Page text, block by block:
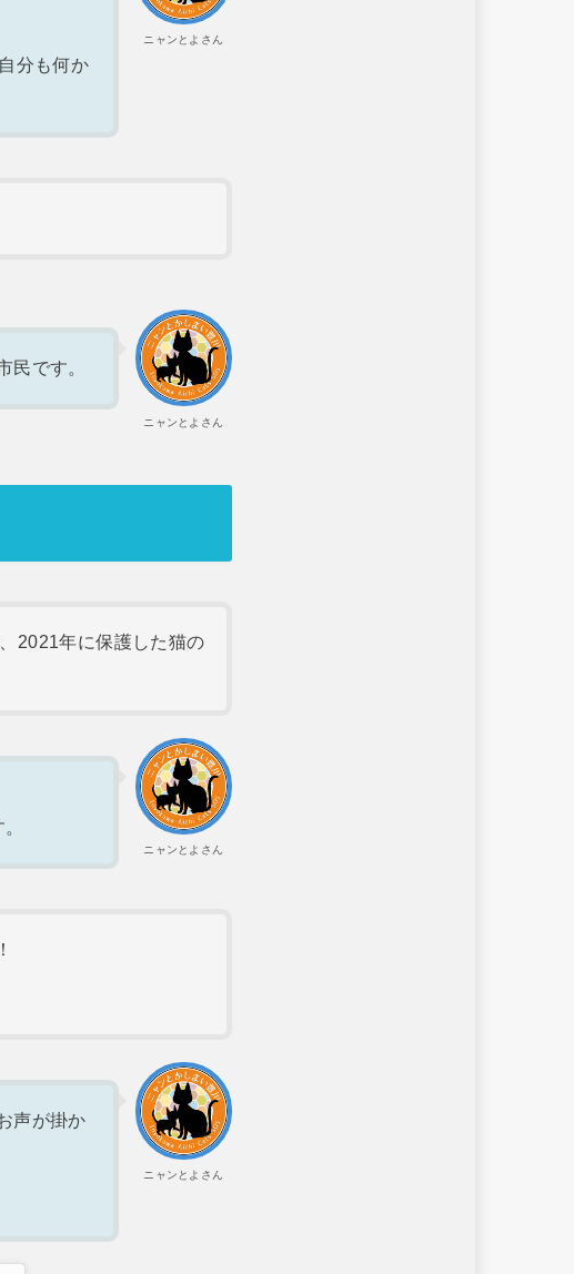
ニャンとよさん
分も何か
ニャンとよさん
民です。
2021年に保護した猫の
ニャンとよさん
ニャンとよさん
声が掛か